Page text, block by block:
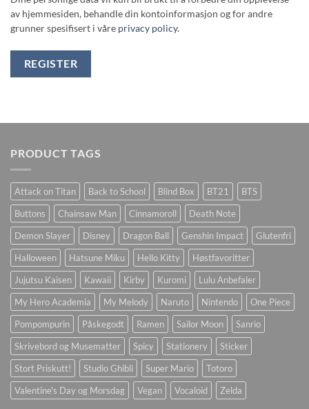
av hjemmesiden, behandle din kontoinformasjon og for andre
grunner spesifisert i våre privacy policy.
REGISTER
PRODUCT TAGS
Attack on Titan Back to School Blind Box BT21
BTS
Buttons
Chainsaw Man Cinnamoroll
Death Note
Demon Slayer
Disney Dragon Ball Genshin Impact
Glutenfri
Halloween
Hatsune Miku Hello Kitty
Høstfavoritter
Jujutsu Kaisen
Kawaii Kirby Kuromi
Lulu Anbefaler
My Hero Academia
My Melody Naruto Nintendo
One Piece
Pompompurin
Påskegodt Ramen Sailor Moon
Sanrio
Skrivebord og Musematter
Spicy Stationery
Sticker
Stort Priskutt!
Studio Ghibli Super Mario
Totoro
Valentine's Day og Morsdag
Vegan Vocaloid Zelda